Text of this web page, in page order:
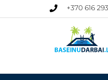
prie
+370 616